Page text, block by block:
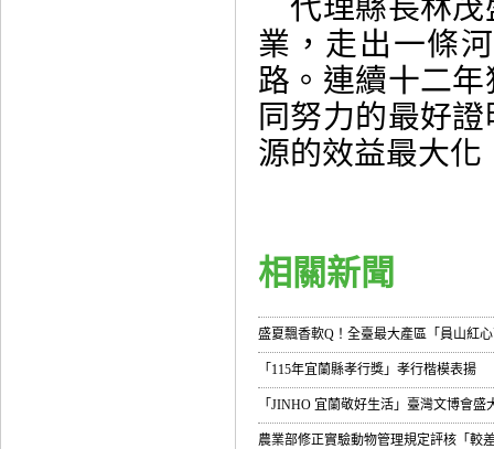
代理縣長林茂
業，走出一條
路。連續十二
同努力的最好
源的效益最大
相關新聞
盛夏飄香軟Q！全臺最大產區「員山紅
「115年宜蘭縣孝行獎」孝行楷模表揚
「JINHO 宜蘭敬好生活」臺灣文博會
農業部修正實驗動物管理規定評核「較